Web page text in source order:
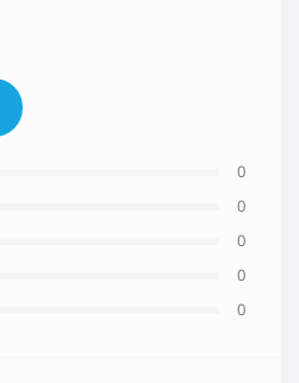
0
0
0
0
0